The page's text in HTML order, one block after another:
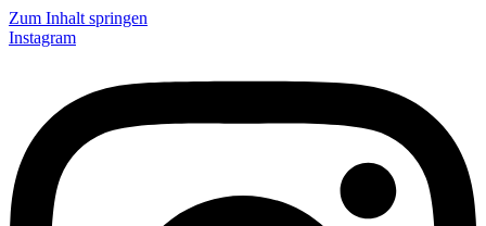
Zum Inhalt springen
Instagram